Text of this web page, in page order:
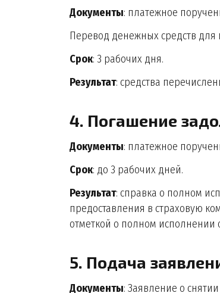
Документы: платежное
Перевод денежных средств
Срок: 3 рабочих дня.
Результат: средства
4. Погашение
Документы: платежное
Срок: до 3 рабочих дней.
Результат: справка о полном
предоставления в страховую
отметкой о полном исполнении
5. Подача
Документы: Заявление о